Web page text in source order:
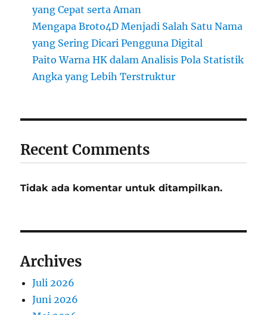
yang Cepat serta Aman
Mengapa Broto4D Menjadi Salah Satu Nama
yang Sering Dicari Pengguna Digital
Paito Warna HK dalam Analisis Pola Statistik
Angka yang Lebih Terstruktur
Recent Comments
Tidak ada komentar untuk ditampilkan.
Archives
Juli 2026
Juni 2026